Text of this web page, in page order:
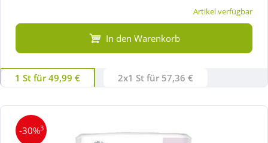
Artikel verfügbar
In den Warenkorb
1 St für 49,99 € 2x1 St für 57,36 €
-30%3